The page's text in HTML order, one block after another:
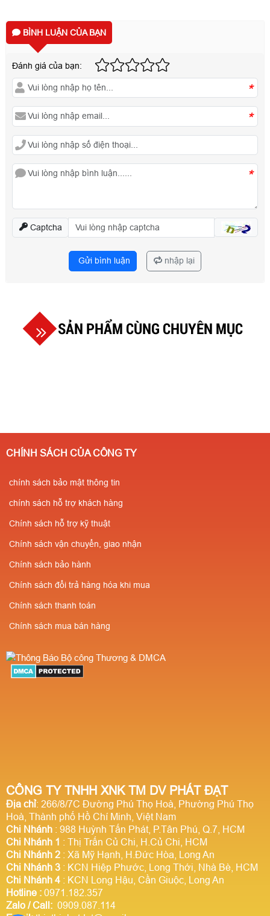
BÌNH LUẬN CỦA BẠN
Đánh giá của bạn:
*
*
*
Captcha
Gửi bình luận nhập lại
SẢN PHẨM CÙNG CHUYÊN MỤC
CÔNG TY TNHH XNK TM DV PHÁT ĐẠT
Địa chỉ: 266/8/7C Đường Phú Thọ Hoà, Phường Phú Thọ
Hoà, Thành phố Hồ Chí Minh, Việt Nam
Chi Nhánh : 988 Huỳnh Tấn Phát, P.Tân Phú, Q.7, HCM
Chi Nhánh 1 : Thị Trấn Củ Chi, H.Củ Chi, HCM
Chi Nhánh 2 : Xã Mỹ Hạnh, H.Đức Hòa, Long An
Chi Nhánh 3 : KCN Hiệp Phước, Long Thới, Nhà Bè, HCM
Chi Nhánh 4 : KCN Long Hậu, Cần Giuộc, Long An
Hotline : 0971.182.357
Zalo / Call: 0909.087.114
CHÍNH SÁCH CỦA CÔNG TY
chính sách bảo mật thông tin
chính sách hỗ trợ khách hàng
Chính sách hỗ trợ kỹ thuật
Chính sách vận chuyển, giao nhận
Chính sách bảo hành
Chính sách đổi trả hàng hóa khi mua
Chính sách thanh toán
Chính sách mua bán hàng